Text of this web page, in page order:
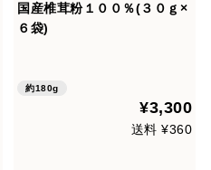
国産椎茸粉１００％(３０ｇ×
６袋)
約180g
¥3,300
送料 ¥360